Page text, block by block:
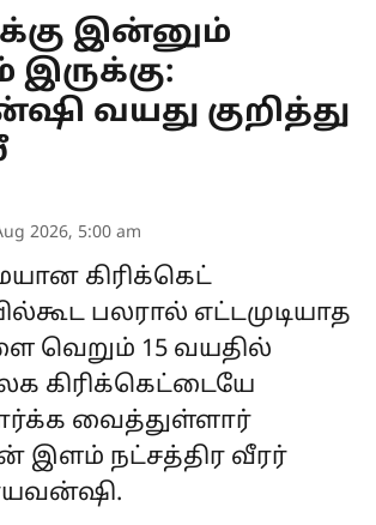
இன்னும்
இருக்கு:
வயது குறித்து
2026, 5:00 am
கிரிக்கெட்
பலரால் எட்டமுடியாத
வெறும் 15 வயதில்
கிரிக்கெட்டையே
வைத்துள்ளார்
இளம் நட்சத்திர வீரர்